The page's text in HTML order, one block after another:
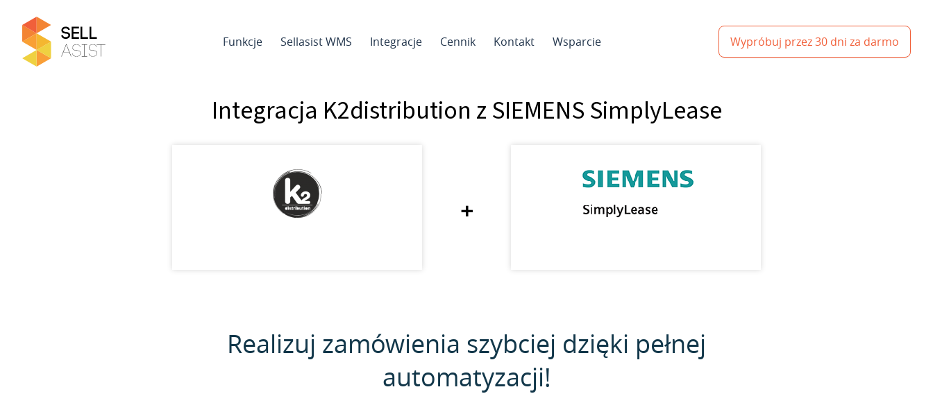
Funkcje Sellasist WMS Integracje Cennik Kontakt Wsparcie Wypróbuj przez 30 dni za darmo
Integracja K2distribution z SIEMENS SimplyLease
+
Realizuj zamówienia szybciej dzięki pełnej
automatyzacji!